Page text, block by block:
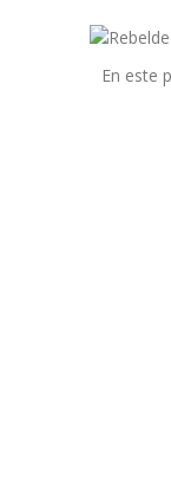
En este